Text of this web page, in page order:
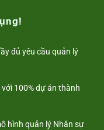
đủ yêu cầu quản lý
100% dự án thành
hình quản lý Nhân sự